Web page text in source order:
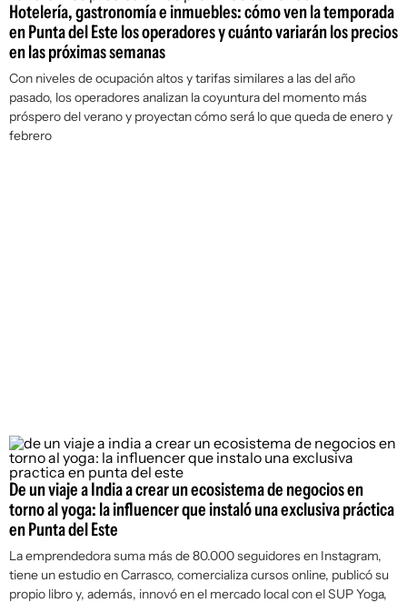
Hotelería, gastronomía e inmuebles: cómo ven la temporada
en Punta del Este los operadores y cuánto variarán los precios
en las próximas semanas
Con niveles de ocupación altos y tarifas similares a las del año
pasado, los operadores analizan la coyuntura del momento más
próspero del verano y proyectan cómo será lo que queda de enero y
febrero
De un viaje a India a crear un ecosistema de negocios en
torno al yoga: la influencer que instaló una exclusiva práctica
en Punta del Este
La emprendedora suma más de 80.000 seguidores en Instagram,
tiene un estudio en Carrasco, comercializa cursos online, publicó su
propio libro y, además, innovó en el mercado local con el SUP Yoga,